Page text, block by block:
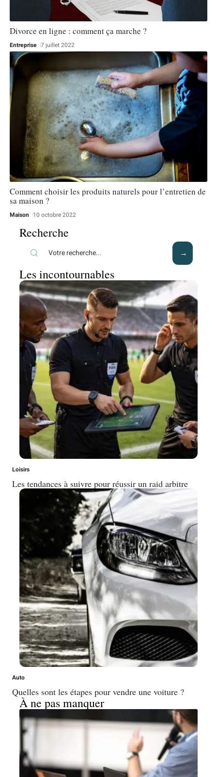
Divorce en ligne : comment ça marche ?
Entreprise 7 juillet 2022
Comment choisir les produits naturels pour l’entretien de
sa maison ?
Maison 10 octobre 2022
Recherche
Les incontournables
Loisirs
Les tendances à suivre pour réussir un raid arbitre
Auto
Quelles sont les étapes pour vendre une voiture ?
À ne pas manquer